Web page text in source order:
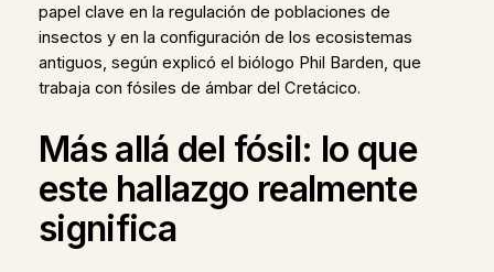
papel clave en la regulación de poblaciones de
insectos y en la configuración de los ecosistemas
antiguos, según explicó el biólogo Phil Barden, que
trabaja con fósiles de ámbar del Cretácico.
Más allá del fósil: lo que
este hallazgo realmente
significa